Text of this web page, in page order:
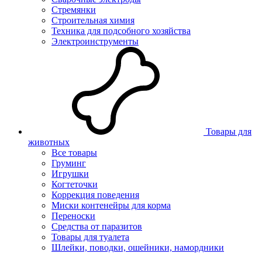
Стремянки
Строительная химия
Техника для подсобного хозяйства
Электроинструменты
Товары для
животных
Все товары
Груминг
Игрушки
Когтеточки
Коррекция поведения
Миски контенейры для корма
Переноски
Средства от паразитов
Товары для туалета
Шлейки, поводки, ошейники, намордники